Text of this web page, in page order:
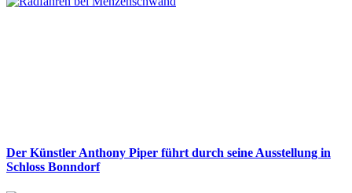
Der Künstler Anthony Piper führt durch seine Ausstellung in
Schloss Bonndorf